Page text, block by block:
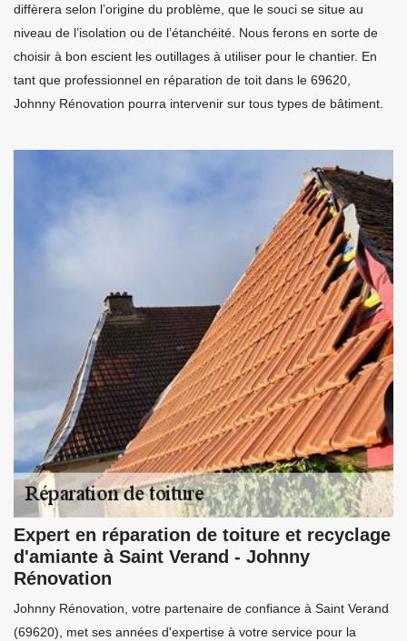
diffèrera selon l’origine du problème, que le souci se situe au
niveau de l’isolation ou de l’étanchéité. Nous ferons en sorte de
choisir à bon escient les outillages à utiliser pour le chantier. En
tant que professionnel en réparation de toit dans le 69620,
Johnny Rénovation pourra intervenir sur tous types de bâtiment.
Expert en réparation de toiture et recyclage
d'amiante à Saint Verand - Johnny
Rénovation
Johnny Rénovation, votre partenaire de confiance à Saint Verand
(69620), met ses années d'expertise à votre service pour la